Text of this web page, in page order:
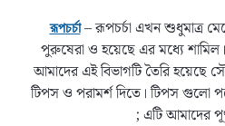
রূপচর্চা– রূপচর্চা এখন শুধুমাত্র
পুরুষেরা ও হয়েছে এর মধ্যে
আমাদের এই বিভাগটি তৈরি হয়েছে
টিপস ও পরামর্শ দিতে। টিপস গুলো
; এটি আমাদের